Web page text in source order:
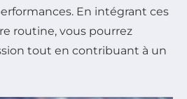
En intégrant ces
routine, vous pourrez
tout en contribuant à un